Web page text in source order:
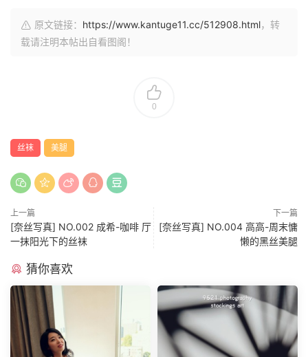
原文链接： https://www.kantuge11.cc/512908.html，转
载请注明本帖出自看图阁！
0
丝袜 美腿
上一篇
[奈丝写真] NO.002 成希-咖啡 厅
一抹阳光下的丝袜
下一篇
[奈丝写真] NO.004 高高-周末慵
懒的黑丝美腿
猜你喜欢